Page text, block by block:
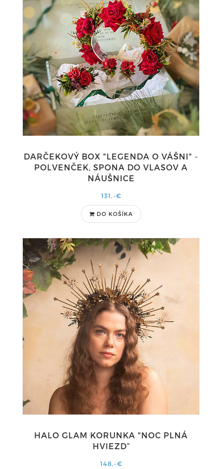
DARČEKOVÝ BOX "LEGENDA O VÁŠNI" -
POLVENČEK, SPONA DO VLASOV A
NÁUŠNICE
131,-€
DO KOŠÍKA
HALO GLAM KORUNKA "NOC PLNÁ
HVIEZD”
148,-€